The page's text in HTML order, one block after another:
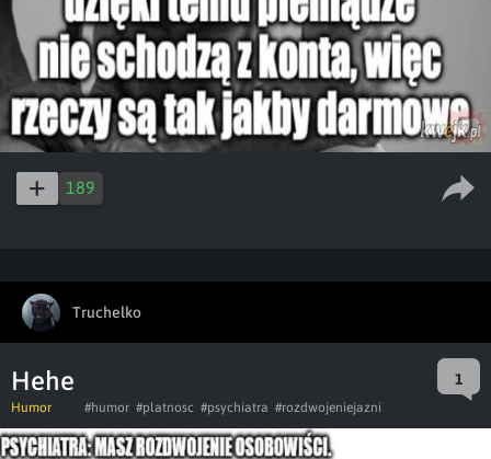
189
Truchelko
Hehe 1
Humor #humor #platnosc #psychiatra #rozdwojeniejazni